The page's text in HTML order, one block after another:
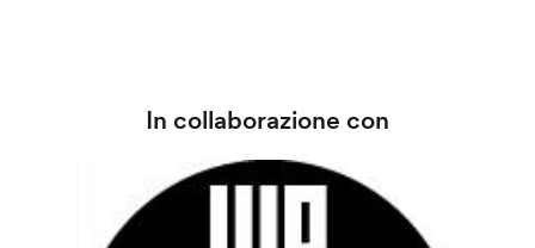
In collaborazione con